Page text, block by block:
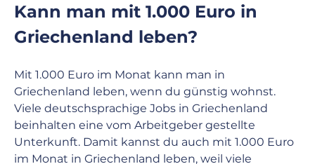
Kann man mit 1.000 Euro in
Griechenland leben?
Mit 1.000 Euro im Monat kann man in
Griechenland leben, wenn du günstig wohnst.
Viele deutschsprachige Jobs in Griechenland
beinhalten eine vom Arbeitgeber gestellte
Unterkunft. Damit kannst du auch mit 1.000 Euro
im Monat in Griechenland leben, weil viele